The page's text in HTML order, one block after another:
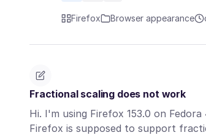
Firefox Browser appearance
Fractional scaling does not work
Hi. I'm using Firefox 153.0 on
Firefox is supposed to support